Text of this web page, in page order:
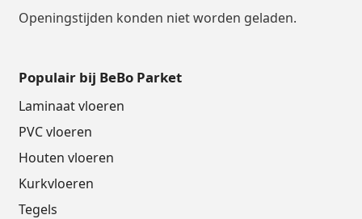
Openingstijden konden niet worden geladen.
Populair bij BeBo Parket
Laminaat vloeren
PVC vloeren
Houten vloeren
Kurkvloeren
Tegels